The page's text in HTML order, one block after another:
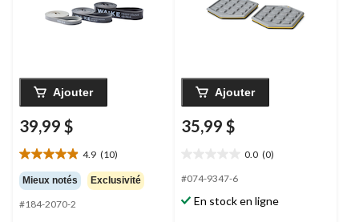
Ajouter
39,99 $
4.9 (10)
4.9
étoile(s)
sur
5.
Mieux notés Exclusivité
#184-2070-2
Ajouter
35,99 $
0.0 (0)
étoile(s)
5.
#074-9347-6
En stock en ligne